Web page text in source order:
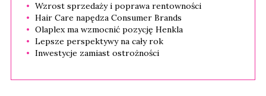
Wzrost sprzedaży i poprawa rentowności
Hair Care napędza Consumer Brands
Olaplex ma wzmocnić pozycję Henkla
Lepsze perspektywy na cały rok
Inwestycje zamiast ostrożności